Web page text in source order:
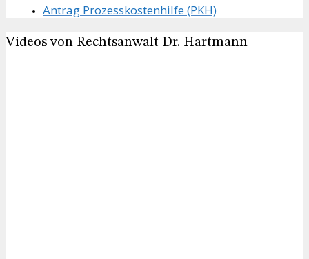
Antrag Prozesskostenhilfe (PKH)
Videos von Rechtsanwalt Dr. Hartmann